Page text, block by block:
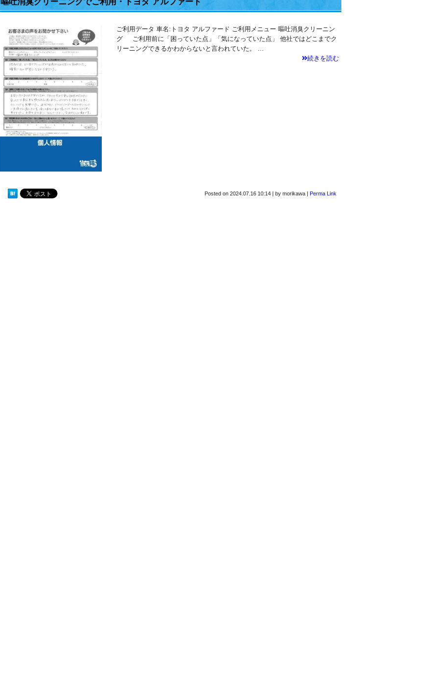
ご利用データ 車名:トヨタ アルファード ご利用メニュー 嘔吐消臭クリーニン
グ ご利用前に「困っていた点」「気になっていた点」 他社ではどこまでク
リーニングできるかわからないと言われていた。 …
続きを読む
Posted on 2024.07.16 10:14| by morikawa| Perma Link